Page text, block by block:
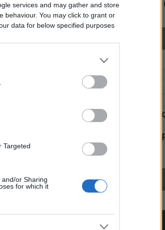
services and may gather and store
behaviour. You may click to grant or
data for below specified purposes
Targeted
or Sharing
for which it
Reading Time: 1 min read
τις ειδήσεις!
ειδικές
ευθύνες
κληρονομικής
περιπτώσεις